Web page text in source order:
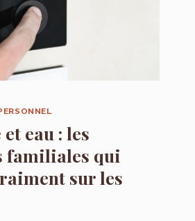
eau : les
familiales qui
sur les